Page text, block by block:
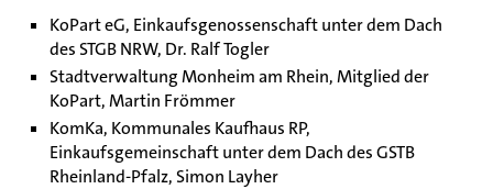
KoPart eG, Einkaufsgenossenschaft unter dem Dach
des STGB NRW, Dr. Ralf Togler
Stadtverwaltung Monheim am Rhein, Mitglied der
KoPart, Martin Frömmer
KomKa, Kommunales Kaufhaus RP,
Einkaufsgemeinschaft unter dem Dach des GSTB
Rheinland-Pfalz, Simon Layher